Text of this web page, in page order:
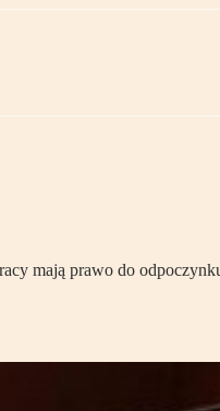
mają prawo do